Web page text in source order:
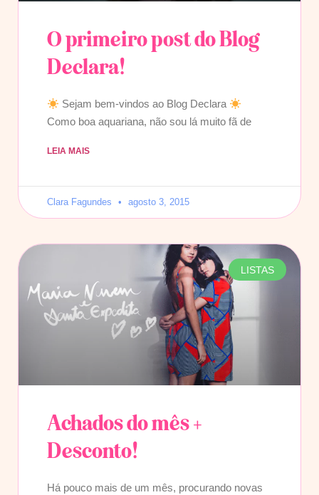
O primeiro post do Blog
Declara!
Sejam bem-vindos ao Blog Declara
Como boa aquariana, não sou lá muito fã de
LEIA MAIS
Clara Fagundes agosto 3, 2015
LISTAS
Achados do mês +
Desconto!
Há pouco mais de um mês, procurando novas